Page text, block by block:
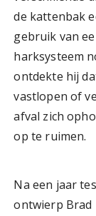
de kattenbak
gebruik van
harksysteem
ontdekte hij
vastlopen of
afval zich
op te ruimen.
Na een jaar
ontwierp Brad